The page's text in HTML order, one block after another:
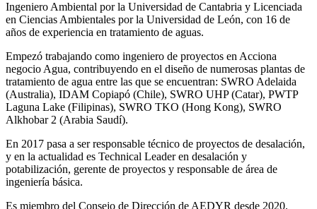
Ingeniero Ambiental por la Universidad de Cantabria y Licenciada
en Ciencias Ambientales por la Universidad de León, con 16 de
años de experiencia en tratamiento de aguas.
Empezó trabajando como ingeniero de proyectos en Acciona
negocio Agua, contribuyendo en el diseño de numerosas plantas de
tratamiento de agua entre las que se encuentran: SWRO Adelaida
(Australia), IDAM Copiapó (Chile), SWRO UHP (Catar), PWTP
Laguna Lake (Filipinas), SWRO TKO (Hong Kong), SWRO
Alkhobar 2 (Arabia Saudí).
En 2017 pasa a ser responsable técnico de proyectos de desalación,
y en la actualidad es Technical Leader en desalación y
potabilización, gerente de proyectos y responsable de área de
ingeniería básica.
Es miembro del Consejo de Dirección de AEDYR desde 2020.